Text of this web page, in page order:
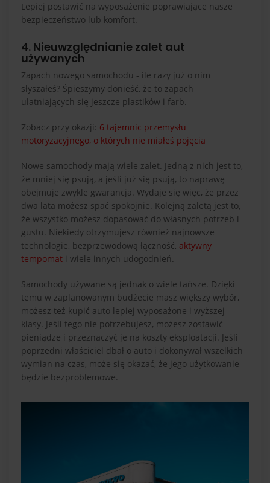
Lepiej postawić na wyposażenie poprawiające nasze
bezpieczeństwo lub komfort.
4. Nieuwzględnianie zalet aut
używanych
Zapach nowego samochodu - ile razy już o nim
słyszałeś? Śpieszymy donieść, że to zapach
ulatniających się jeszcze plastików i farb.
Zobacz przy okazji: 6 tajemnic przemysłu
motoryzacyjnego, o których nie miałeś pojęcia
Nowe samochody mają wiele zalet. Jedną z nich jest to,
że mniej się psują, a jeśli już się psują, to naprawę
obejmuje zwykle gwarancja. Wydaje się więc, że przez
dwa lata możesz spać spokojnie. Kolejną zaletą jest to,
że wszystko możesz dopasować do własnych potrzeb i
gustu. Niekiedy otrzymujesz również najnowsze
technologie, bezprzewodową łączność, aktywny
tempomat i wiele innych udogodnień.
Samochody używane są jednak o wiele tańsze. Dzięki
temu w zaplanowanym budżecie masz większy wybór,
możesz też kupić auto lepiej wyposażone i wyższej
klasy. Jeśli tego nie potrzebujesz, możesz zostawić
pieniądze i przeznaczyć je na koszty eksploatacji. Jeśli
poprzedni właściciel dbał o auto i dokonywał wszelkich
wymian na czas, może się okazać, że jego użytkowanie
będzie bezproblemowe.